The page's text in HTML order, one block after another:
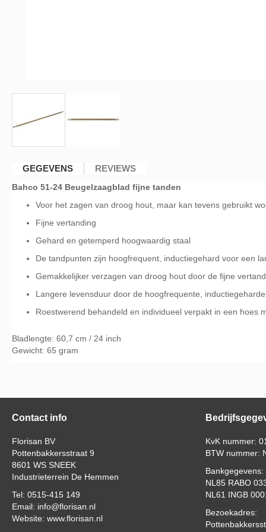
naar
begin
afbeeldingen-
GEGEVENS
Bahco 51-24 Beugelzaagblad fijne tanden
Voor het zagen van droog hout, maar kan tevens gebruikt
Fijne vertanding
Gehard en getemperd hoogwaardig staal
De tandpunten zijn hoogfrequent, inductiegehard voor een
Gemakkelijker verzagen van droog hout door de fijne
Langere levensduur door de hoogfrequente,
Roestwerend behandeld en individueel verpakt in een hoes
Bladlengte: 60,7 cm / 24 inch
Gewicht: 65 gram
REVIEWS
Contact info
Florisan BV
Pottenbakkersstraat 9
8601 WS SNEEK
Industrieterrein De Hemmen
Tel: 0515-415 149
Email: info@florisan.nl
Website: www.florisan.nl
KvK nummer:
BTW nummer:
Bankgegevens:
NL85 RABO
NL61 INGB
Bezoekadres: